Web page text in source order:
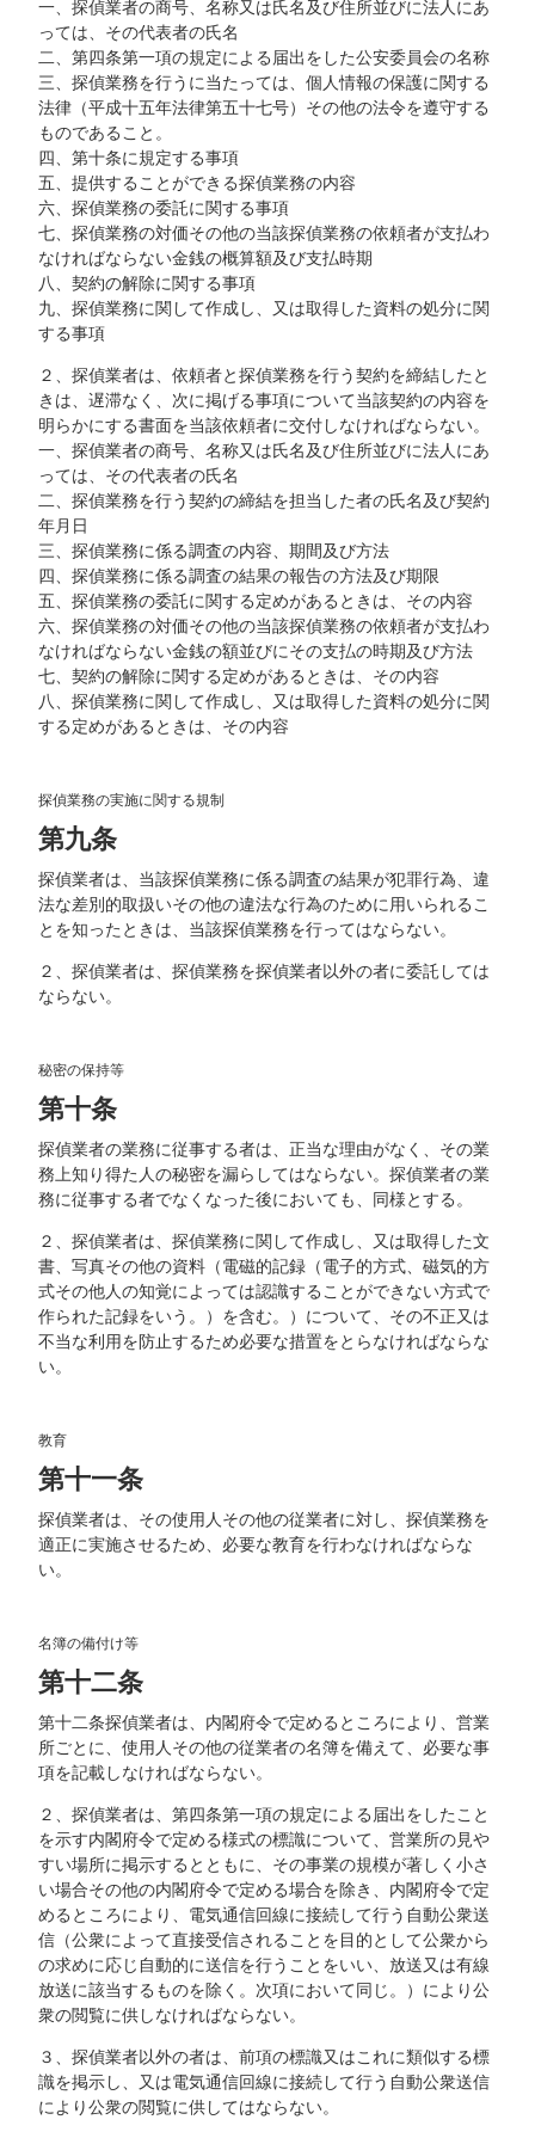
一、探偵業者の商号、名称又は氏名及び住所並びに法人にあ
っては、その代表者の氏名
二、第四条第一項の規定による届出をした公安委員会の名称
三、探偵業務を行うに当たっては、個人情報の保護に関する
法律（平成十五年法律第五十七号）その他の法令を遵守する
ものであること。
四、第十条に規定する事項
五、提供することができる探偵業務の内容
六、探偵業務の委託に関する事項
七、探偵業務の対価その他の当該探偵業務の依頼者が支払わ
なければならない金銭の概算額及び支払時期
八、契約の解除に関する事項
九、探偵業務に関して作成し、又は取得した資料の処分に関
する事項
２、探偵業者は、依頼者と探偵業務を行う契約を締結したと
きは、遅滞なく、次に掲げる事項について当該契約の内容を
明らかにする書面を当該依頼者に交付しなければならない。
一、探偵業者の商号、名称又は氏名及び住所並びに法人にあ
っては、その代表者の氏名
二、探偵業務を行う契約の締結を担当した者の氏名及び契約
年月日
三、探偵業務に係る調査の内容、期間及び方法
四、探偵業務に係る調査の結果の報告の方法及び期限
五、探偵業務の委託に関する定めがあるときは、その内容
六、探偵業務の対価その他の当該探偵業務の依頼者が支払わ
なければならない金銭の額並びにその支払の時期及び方法
七、契約の解除に関する定めがあるときは、その内容
八、探偵業務に関して作成し、又は取得した資料の処分に関
する定めがあるときは、その内容
探偵業務の実施に関する規制
第九条
探偵業者は、当該探偵業務に係る調査の結果が犯罪行為、違
法な差別的取扱いその他の違法な行為のために用いられるこ
とを知ったときは、当該探偵業務を行ってはならない。
２、探偵業者は、探偵業務を探偵業者以外の者に委託しては
ならない。
秘密の保持等
第十条
探偵業者の業務に従事する者は、正当な理由がなく、その業
務上知り得た人の秘密を漏らしてはならない。探偵業者の業
務に従事する者でなくなった後においても、同様とする。
２、探偵業者は、探偵業務に関して作成し、又は取得した文
書、写真その他の資料（電磁的記録（電子的方式、磁気的方
式その他人の知覚によっては認識することができない方式で
作られた記録をいう。）を含む。）について、その不正又は
不当な利用を防止するため必要な措置をとらなければならな
い。
教育
第十一条
探偵業者は、その使用人その他の従業者に対し、探偵業務を
適正に実施させるため、必要な教育を行わなければならな
い。
名簿の備付け等
第十二条
第十二条探偵業者は、内閣府令で定めるところにより、営業
所ごとに、使用人その他の従業者の名簿を備えて、必要な事
項を記載しなければならない。
２、探偵業者は、第四条第一項の規定による届出をしたこと
を示す内閣府令で定める様式の標識について、営業所の見や
すい場所に掲示するとともに、その事業の規模が著しく小さ
い場合その他の内閣府令で定める場合を除き、内閣府令で定
めるところにより、電気通信回線に接続して行う自動公衆送
信（公衆によって直接受信されることを目的として公衆から
の求めに応じ自動的に送信を行うことをいい、放送又は有線
放送に該当するものを除く。次項において同じ。）により公
衆の閲覧に供しなければならない。
３、探偵業者以外の者は、前項の標識又はこれに類似する標
識を掲示し、又は電気通信回線に接続して行う自動公衆送信
により公衆の閲覧に供してはならない。